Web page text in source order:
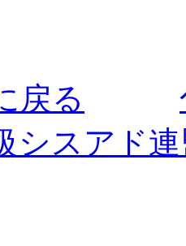
戻る
シスアド